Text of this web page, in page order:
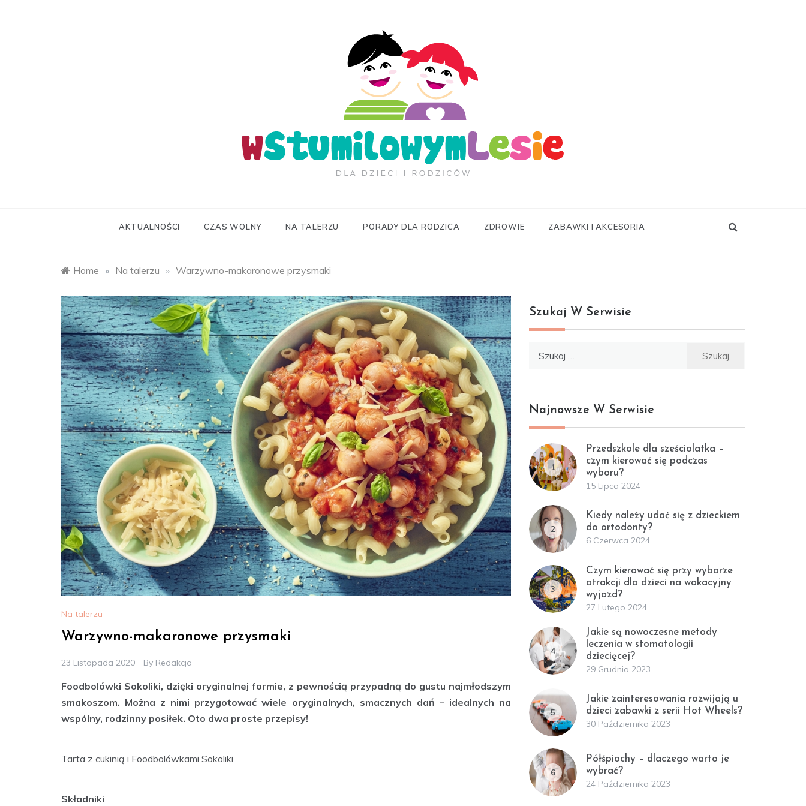
AKTUALNOŚCI CZAS WOLNY NA TALERZU PORADY DLA RODZICA ZDROWIE ZABAWKI I AKCESORIA
Home » Na talerzu » Warzywno-makaronowe przysmaki
Na talerzu
Warzywno-makaronowe przysmaki
23 Listopada 2020 By Redakcja
Foodbolówki Sokoliki, dzięki oryginalnej formie, z pewnością przypadną do gustu najmłodszym
smakoszom. Można z nimi przygotować wiele oryginalnych, smacznych dań – idealnych na
wspólny, rodzinny posiłek. Oto dwa proste przepisy!
Tarta z cukinią i Foodbolówkami Sokoliki
Składniki
Szukaj W Serwisie
Najnowsze W Serwisie
1
Przedszkole dla sześciolatka –
czym kierować się podczas
wyboru?
15 Lipca 2024
2
Kiedy należy udać się z dzieckiem
do ortodonty?
6 Czerwca 2024
3
Czym kierować się przy wyborze
atrakcji dla dzieci na wakacyjny
wyjazd?
27 Lutego 2024
4
Jakie są nowoczesne metody
leczenia w stomatologii
dziecięcej?
29 Grudnia 2023
5
Jakie zainteresowania rozwijają u
dzieci zabawki z serii Hot Wheels?
30 Października 2023
6
Półśpiochy – dlaczego warto je
wybrać?
24 Października 2023